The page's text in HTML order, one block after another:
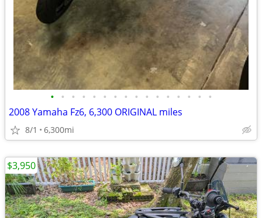
• • • • • • • • • • • • • • • •
2008 Yamaha Fz6, 6,300 ORIGINAL miles
8/1 6,300mi
$3,950